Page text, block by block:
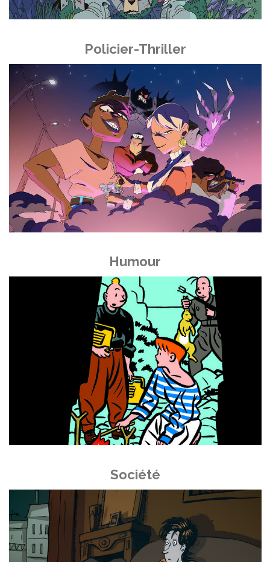
Policier-Thriller
Humour
Société